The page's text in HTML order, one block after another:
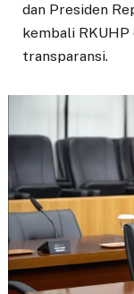
dan Presiden
kembali
transparansi.